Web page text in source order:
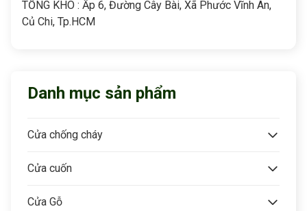
TỔNG KHO : Ấp 6, Đường Cây Bài, Xã Phước Vĩnh An,
Củ Chi, Tp.HCM
Danh mục sản phẩm
Cửa chống cháy
Cửa cuốn
Cửa Gỗ